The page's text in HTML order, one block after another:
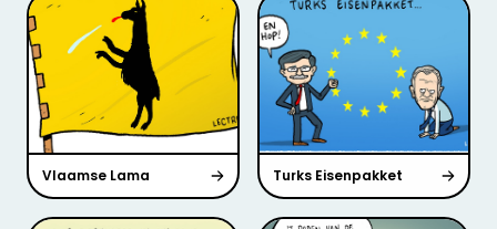
Vlaamse Lama Turks Eisenpakket